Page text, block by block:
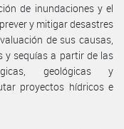
de inundaciones y el
y mitigar desastres
de sus causas,
y sequías a partir de las
geológicas y
proyectos hídricos e